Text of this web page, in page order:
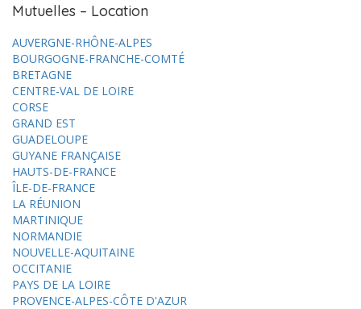
Mutuelles – Location
AUVERGNE-RHÔNE-ALPES
BOURGOGNE-FRANCHE-COMTÉ
BRETAGNE
CENTRE-VAL DE LOIRE
CORSE
GRAND EST
GUADELOUPE
GUYANE FRANÇAISE
HAUTS-DE-FRANCE
ÎLE-DE-FRANCE
LA RÉUNION
MARTINIQUE
NORMANDIE
NOUVELLE-AQUITAINE
OCCITANIE
PAYS DE LA LOIRE
PROVENCE-ALPES-CÔTE D'AZUR